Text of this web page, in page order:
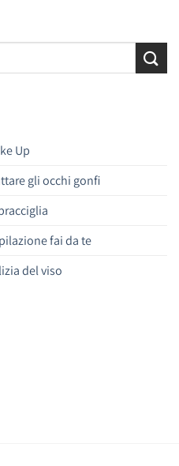
Up
gli occhi gonfi
fai da te
del viso